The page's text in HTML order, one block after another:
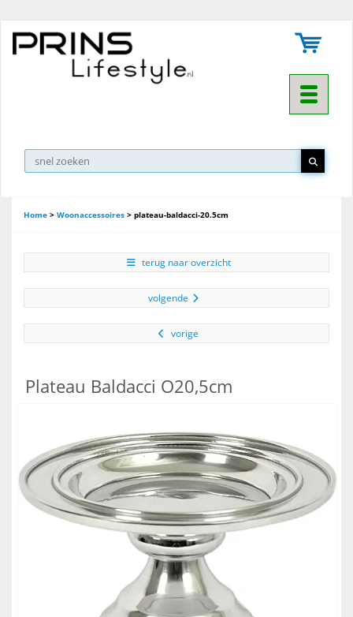
Toggle
▼
Home > Woonaccessoires > plateau-baldacci-20.5cm
terug naar overzicht
volgende
vorige
Plateau Baldacci O20,5cm